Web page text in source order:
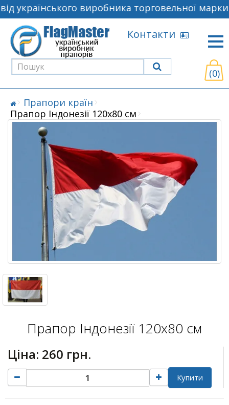
українського виробника торговельної
Контакти
(0)
Прапори країн
Прапор Індонезії 120х80 см
Прапор Індонезії 120х80 см
Ціна: 260 грн.
Купити